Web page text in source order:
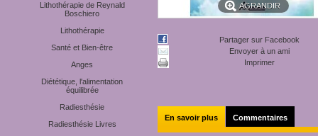
Lithothérapie de Reynald
Boschiero
Lithothérapie
Santé et Bien-être
Anges
Diététique, l'alimentation
équilibrée
Radiesthésie
Radiesthésie Livres
AGRANDIR
Partager sur Facebook
Envoyer à un ami
Imprimer
En savoir plus Commentaires